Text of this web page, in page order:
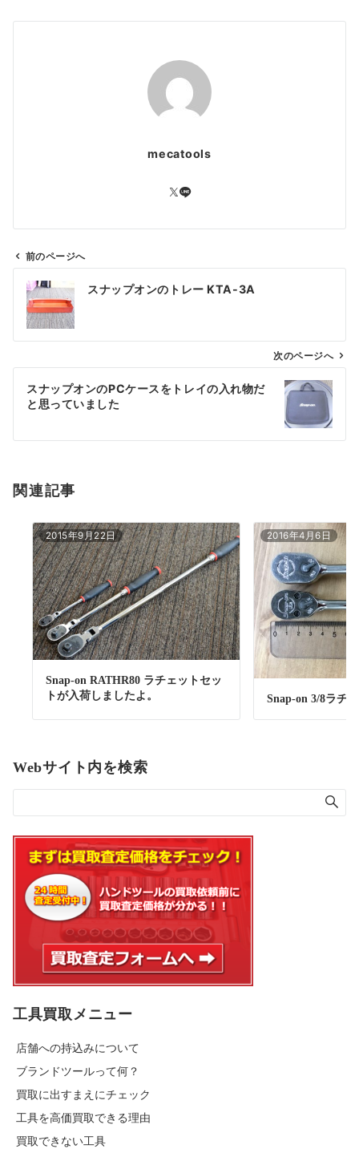
mecatools
ン
前のページへ
スナップオンのトレー KTA-3A
次のページへ
スナップオンのPCケースをトレイの入れ物だ
と思っていました
関連記事
2015年9月22日
Snap-on RATHR80 ラチェットセッ
トが入荷しましたよ。
2016年4月6日
Snap-on 3/8ラチ
Webサイト内を検索
工具買取メニュー
店舗への持込みについて
ブランドツールって何？
買取に出すまえにチェック
工具を高価買取できる理由
買取できない工具